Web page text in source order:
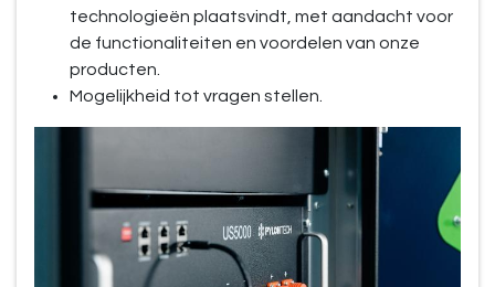
technologieën plaatsvindt, met aandacht voor
de functionaliteiten en voordelen van onze
producten.
Mogelijkheid tot vragen stellen.